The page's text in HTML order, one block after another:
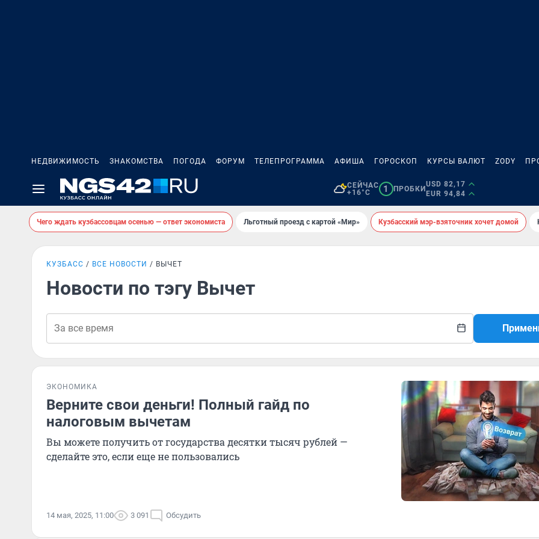
НЕДВИЖИМОСТЬ ЗНАКОМСТВА ПОГОДА ФОРУМ ТЕЛЕПРОГРАММА АФИША ГОРОСКОП КУРСЫ ВАЛЮТ ZODY
СЕЙЧАС
+16°C
1 ПРОБКИ
USD 82,17
EUR 94,84
Чего ждать кузбассовцам осенью — ответ экономиста Льготный проезд с картой «Мир» Кузбасский мэр-взяточник хочет домой
КУЗБАСС ВСЕ НОВОСТИ ВЫЧЕТ
Новости по тэгу Вычет
ЭКОНОМИКА
Верните свои деньги! Полный гайд по
налоговым вычетам
Вы можете получить от государства десятки тысяч рублей —
сделайте это, если еще не пользовались
14 мая, 2025, 11:00 3 091 Обсудить